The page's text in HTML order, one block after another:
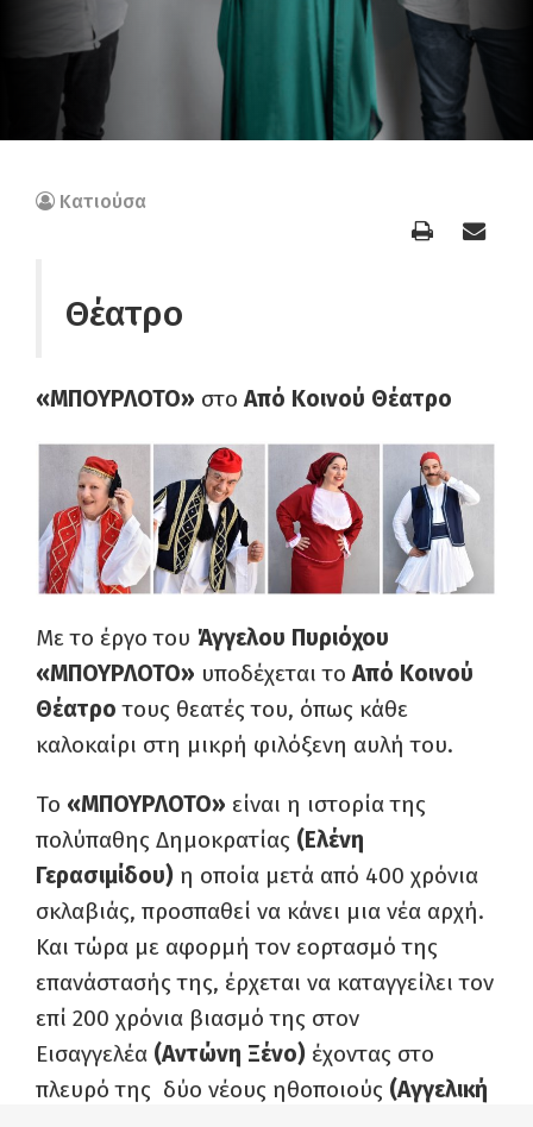
Κατιούσα
Θέατρο
«ΜΠΟΥΡΛΟΤΟ» στο Από Κοινού Θέατρο
Με το έργο του Άγγελου Πυριόχου
«ΜΠΟΥΡΛΟΤΟ» υποδέχεται το Από Κοινού
Θέατρο τους θεατές του, όπως κάθε
καλοκαίρι στη μικρή φιλόξενη αυλή του.
Το «ΜΠΟΥΡΛΟΤΟ» είναι η ιστορία της
πολύπαθης Δημοκρατίας (Ελένη
Γερασιμίδου) η οποία μετά από 400 χρόνια
σκλαβιάς, προσπαθεί να κάνει μια νέα αρχή.
Και τώρα με αφορμή τον εορτασμό της
επανάστασής της, έρχεται να καταγγείλει τον
επί 200 χρόνια βιασμό της στον
Εισαγγελέα (Αντώνη Ξένο) έχοντας στο
πλευρό της δύο νέους ηθοποιούς (Αγγελική